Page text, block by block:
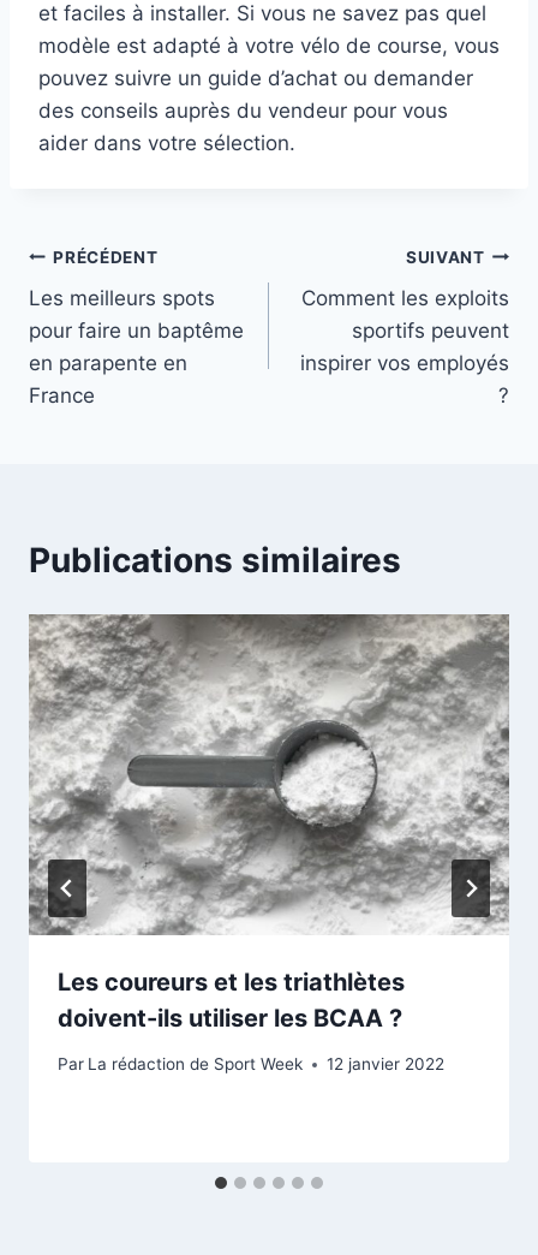
et faciles à installer. Si vous ne savez pas quel
modèle est adapté à votre vélo de course, vous
pouvez suivre un guide d’achat ou demander
des conseils auprès du vendeur pour vous
aider dans votre sélection.
Navigation
de
l’article
PRÉCÉDENT
Les meilleurs spots
pour faire un baptême
en parapente en
France
SUIVANT
Comment les exploits
sportifs peuvent
inspirer vos employés
?
Publications similaires
Les coureurs et les triathlètes
doivent-ils utiliser les BCAA ?
Par La rédaction de Sport Week 12 janvier 2022